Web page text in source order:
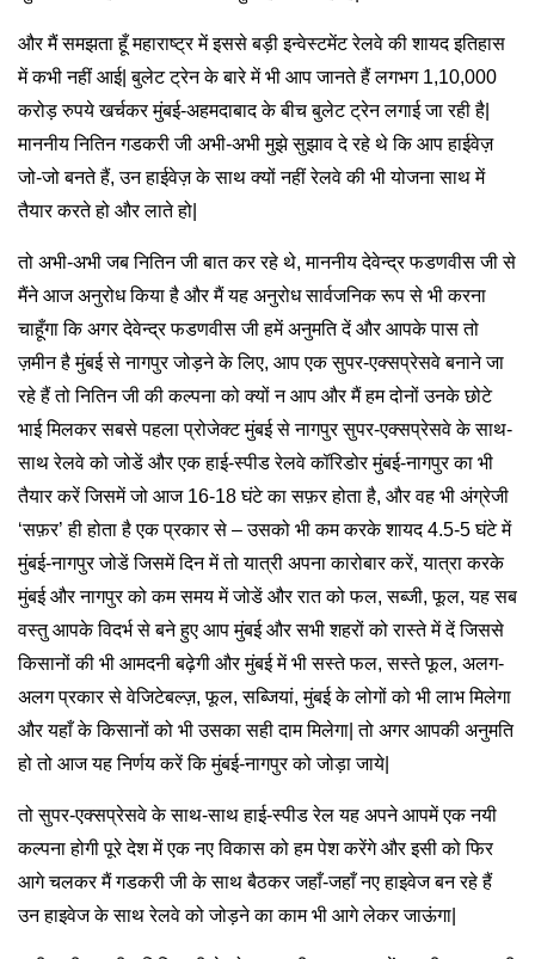
और मैं समझता हूँ महाराष्ट्र में इससे बड़ी इन्वेस्टमेंट रेलवे की शायद इतिहास
में कभी नहीं आई| बुलेट ट्रेन के बारे में भी आप जानते हैं लगभग 1,10,000
करोड़ रुपये खर्चकर मुंबई-अहमदाबाद के बीच बुलेट ट्रेन लगाई जा रही है|
माननीय नितिन गडकरी जी अभी-अभी मुझे सुझाव दे रहे थे कि आप हाईवेज़
जो-जो बनते हैं, उन हाईवेज़ के साथ क्यों नहीं रेलवे की भी योजना साथ में
तैयार करते हो और लाते हो|
तो अभी-अभी जब नितिन जी बात कर रहे थे, माननीय देवेन्द्र फडणवीस जी से
मैंने आज अनुरोध किया है और मैं यह अनुरोध सार्वजनिक रूप से भी करना
चाहूँगा कि अगर देवेन्द्र फडणवीस जी हमें अनुमति दें और आपके पास तो
ज़मीन है मुंबई से नागपुर जोड़ने के लिए, आप एक सुपर-एक्सप्रेसवे बनाने जा
रहे हैं तो नितिन जी की कल्पना को क्यों न आप और मैं हम दोनों उनके छोटे
भाई मिलकर सबसे पहला प्रोजेक्ट मुंबई से नागपुर सुपर-एक्सप्रेसवे के साथ-
साथ रेलवे को जोडें और एक हाई-स्पीड रेलवे कॉरिडोर मुंबई-नागपुर का भी
तैयार करें जिसमें जो आज 16-18 घंटे का सफ़र होता है, और वह भी अंग्रेजी
‘सफ़र’ ही होता है एक प्रकार से – उसको भी कम करके शायद 4.5-5 घंटे में
मुंबई-नागपुर जोडें जिसमें दिन में तो यात्री अपना कारोबार करें, यात्रा करके
मुंबई और नागपुर को कम समय में जोडें और रात को फल, सब्जी, फूल, यह सब
वस्तु आपके विदर्भ से बने हुए आप मुंबई और सभी शहरों को रास्ते में दें जिससे
किसानों की भी आमदनी बढ़ेगी और मुंबई में भी सस्ते फल, सस्ते फूल, अलग-
अलग प्रकार से वेजिटेबल्ज़, फूल, सब्जियां, मुंबई के लोगों को भी लाभ मिलेगा
और यहाँ के किसानों को भी उसका सही दाम मिलेगा| तो अगर आपकी अनुमति
हो तो आज यह निर्णय करें कि मुंबई-नागपुर को जोड़ा जाये|
तो सुपर-एक्सप्रेसवे के साथ-साथ हाई-स्पीड रेल यह अपने आपमें एक नयी
कल्पना होगी पूरे देश में एक नए विकास को हम पेश करेंगे और इसी को फिर
आगे चलकर मैं गडकरी जी के साथ बैठकर जहाँ-जहाँ नए हाइवेज बन रहे हैं
उन हाइवेज के साथ रेलवे को जोड़ने का काम भी आगे लेकर जाऊंगा|